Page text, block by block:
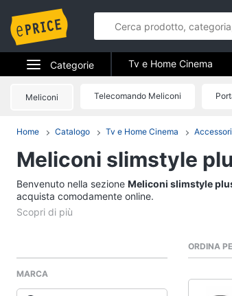
Categorie
Elettrodomestici
Telefonia
Tv e Home Cinema
Smart home
Vedi
Tv e Home Cinema
Meliconi Telecomando Meliconi
Home Catalogo Tv e Home Cinema
Meliconi slimstyle
Benvenuto nella sezione Meliconi slimstyle
acquista comodamente online.
MARCA
ORDINA